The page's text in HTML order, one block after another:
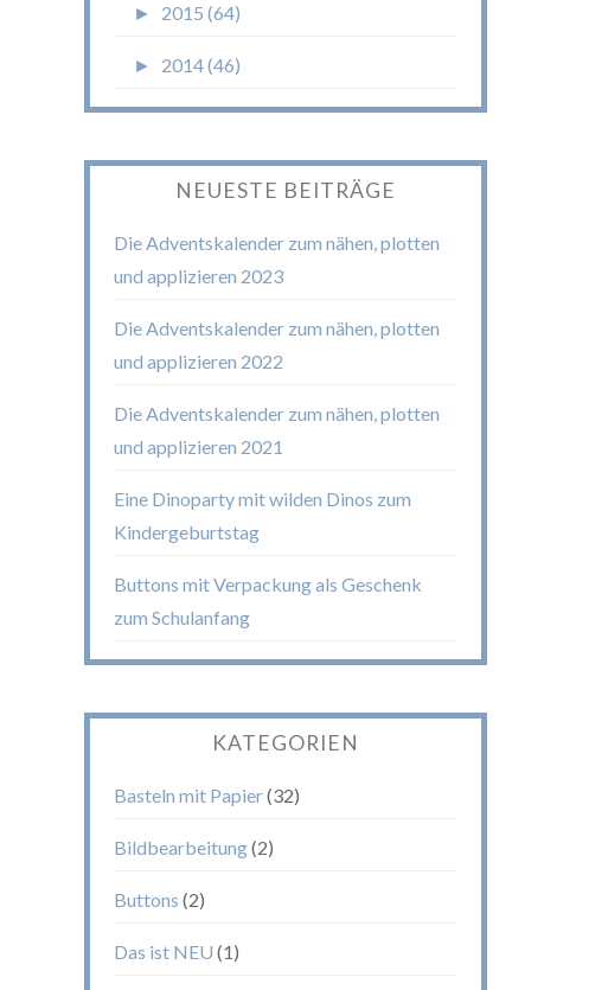
► 2015 (64)
► 2014 (46)
NEUESTE BEITRÄGE
Die Adventskalender zum nähen, plotten
und applizieren 2023
Die Adventskalender zum nähen, plotten
und applizieren 2022
Die Adventskalender zum nähen, plotten
und applizieren 2021
Eine Dinoparty mit wilden Dinos zum
Kindergeburtstag
Buttons mit Verpackung als Geschenk
zum Schulanfang
KATEGORIEN
Basteln mit Papier(32)
Bildbearbeitung(2)
Buttons (2)
Das ist NEU (1)